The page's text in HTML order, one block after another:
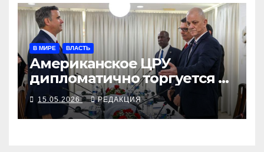
В МИРЕ ВЛАСТЬ
Американское ЦРУ
дипломатично торгуется с
кубинским МВД, Минюст
возбуждает дело против
Кастро-младшего
15.05.2026 РЕДАКЦИЯ